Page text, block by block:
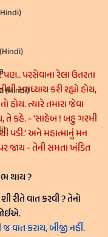
(Hindi)
પરસેવાના રેલા ઉતરતા
સ્વાધ્યાય કરી રહ્યો હોય,
હોય. ત્યારે તમારા જેવા
તે કહે. - 'સાહેબ ! બહુ ગરમી
પડી.’ અને મહાત્માનું મન
જાય - તેની સમતા ખંડિત
થાય ?
વાત કરવી ? તેનો
વાત કરાય, બીજી નહીં.